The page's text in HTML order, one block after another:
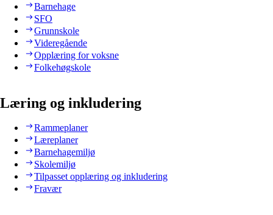
Barnehage
SFO
Grunnskole
Videregående
Opplæring for voksne
Folkehøgskole
Læring og inkludering
Rammeplaner
Læreplaner
Barnehagemiljø
Skolemiljø
Tilpasset opplæring og inkludering
Fravær